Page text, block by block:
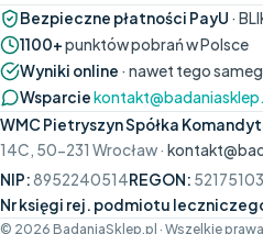
Bezpieczne płatności PayU ·
1100+punktów pobrań w Polsce
Wyniki online · nawet tego
Wsparcie
WMC Pietryszyn Spółka
14C, 50-231 Wrocław ·
NIP:8952240514REGON:
Nr księgi rej. podmiotu
© 2026 BadaniaSklep.pl · Wszelkie